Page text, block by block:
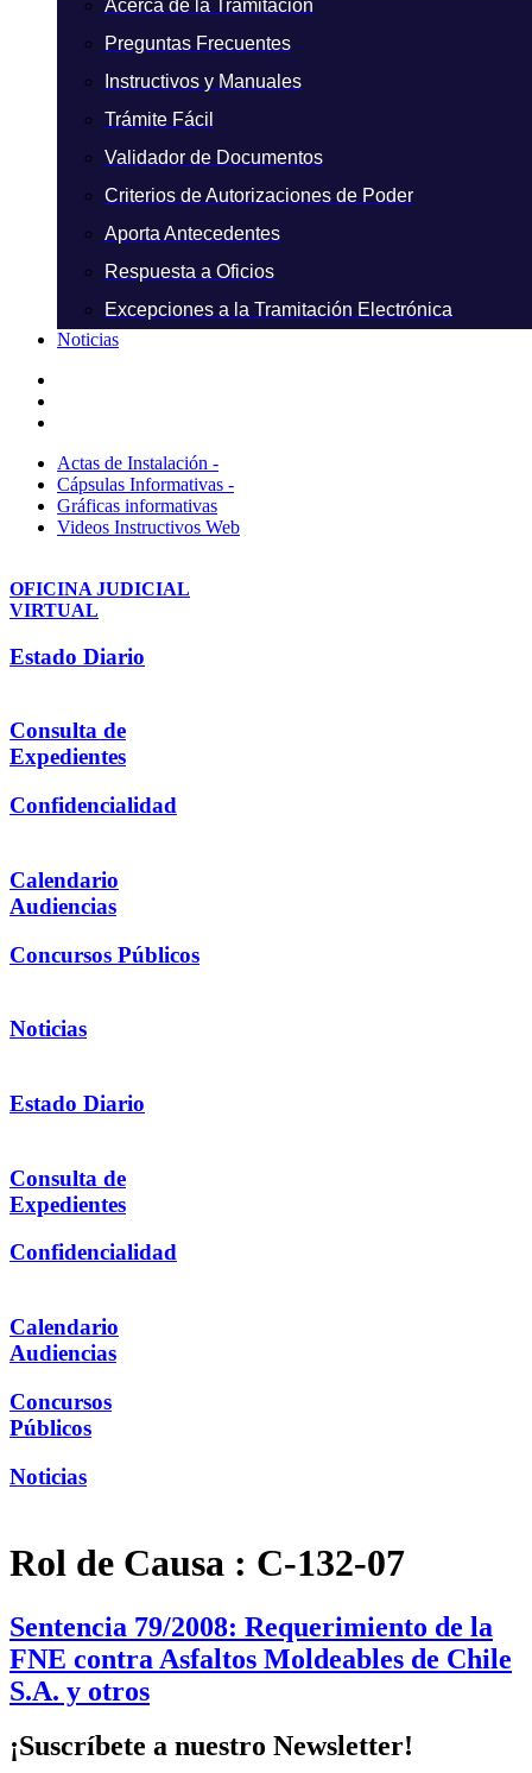
Acerca de la Tramitación
Preguntas Frecuentes
Instructivos y Manuales
Trámite Fácil
Validador de Documentos
Criterios de Autorizaciones de Poder
Aporta Antecedentes
Respuesta a Oficios
Excepciones a la Tramitación Electrónica
Noticias
Actas de Instalación -
Cápsulas Informativas -
Gráficas informativas
Videos Instructivos Web
OFICINA JUDICIAL
VIRTUAL
Estado Diario
Consulta de
Expedientes
Confidencialidad
Calendario
Audiencias
Concursos Públicos
Noticias
Estado Diario
Consulta de
Expedientes
Confidencialidad
Calendario
Audiencias
Concursos
Públicos
Noticias
Rol de Causa : C-132-07
Sentencia 79/2008: Requerimiento de la
FNE contra Asfaltos Moldeables de Chile
S.A. y otros
¡Suscríbete a nuestro Newsletter!